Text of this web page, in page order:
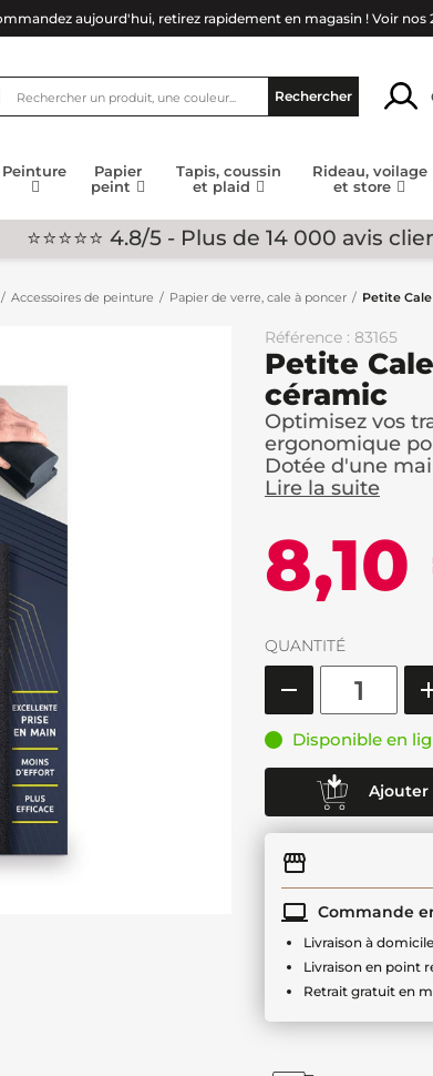
aujourd'hui, retirez rapidement en magasin ! Voir nos
Rechercher
Peinture
Papier
peint
Tapis, coussin
et plaid
Rideau, voilage
et store
⭐⭐⭐⭐⭐ 4.8/5 - Plus de 14 000 avis
Accessoires de peinture Papier de verre, cale à poncer Petite
Référence : 83165
Petite
céramic
Optimisez vos
ergonomique
Dotée d'une
Lire la suite
QUANTITÉ
Disponible en
Ajouter
Commande
Livraison à domicile
Livraison en point
Retrait gratuit en